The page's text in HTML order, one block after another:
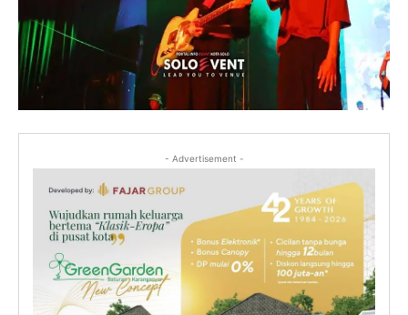
- Advertisement -